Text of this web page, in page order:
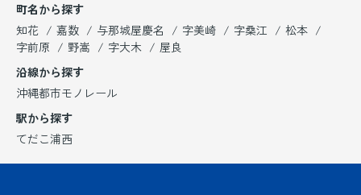
町名から探す
知花
嘉数 与那城屋慶名 字美崎 字桑江
松本
字前原
野嵩 字大木
屋良
沿線から探す
沖縄都市モノレール
駅から探す
てだこ浦西